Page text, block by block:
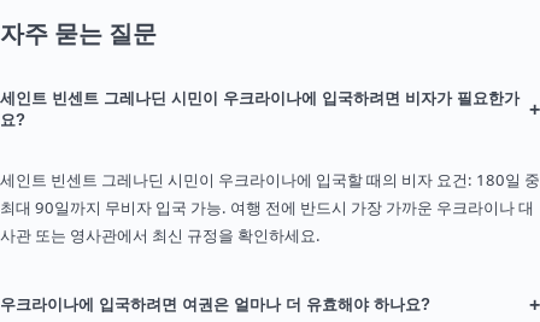
자주 묻는 질문
세인트 빈센트 그레나딘 시민이 우크라이나에 입국하려면 비자가 필요한가
요?
+
세인트 빈센트 그레나딘 시민이 우크라이나에 입국할 때의 비자 요건: 180일 중
최대 90일까지 무비자 입국 가능. 여행 전에 반드시 가장 가까운 우크라이나 대
사관 또는 영사관에서 최신 규정을 확인하세요.
우크라이나에 입국하려면 여권은 얼마나 더 유효해야 하나요? +